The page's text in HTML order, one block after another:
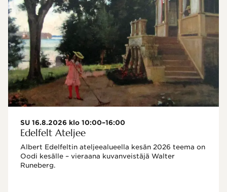
SU 16.8.2026 klo 10:00–16:00
Edelfelt Ateljee
Albert Edelfeltin ateljeealueella kesän 2026 teema on
Oodi kesälle – vieraana kuvanveistäjä Walter